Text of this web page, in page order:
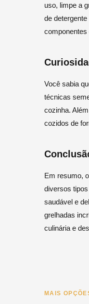
uso, limpe a
de
componentes
Você sabia
técnicas
cozinha.
cozidos de
Em resumo,
diversos
saudável e
grelhadas
culinária e
MAIS